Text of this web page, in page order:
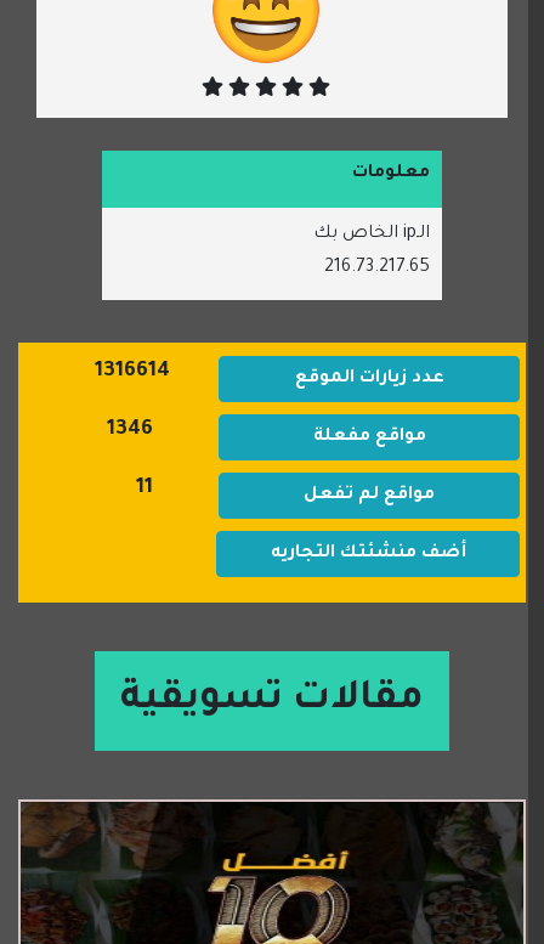
معلومات
الـip الخاص بك
216.73.217.65
عدد زيارات الموقع 1316614
مواقع مفعلة 1346
مواقع لم تفعل 11
أضف منشئتك التجاريه
مقالات تسويقية